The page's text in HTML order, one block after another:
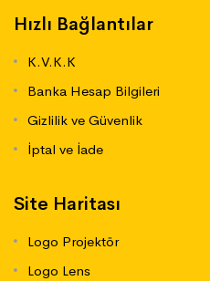
Hızlı Bağlantılar
K.V.K.K
Banka Hesap Bilgileri
Gizlilik ve Güvenlik
İptal ve İade
Site Haritası
Logo Projektör
Logo Lens